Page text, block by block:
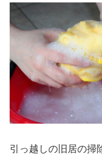
引っ越しの旧居の掃